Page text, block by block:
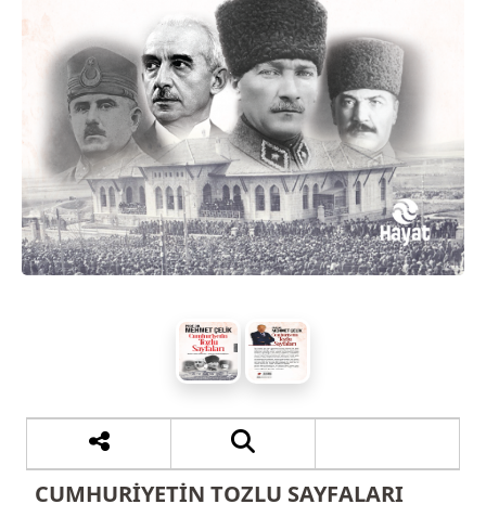
CUMHURİYETİN TOZLU SAYFALARI